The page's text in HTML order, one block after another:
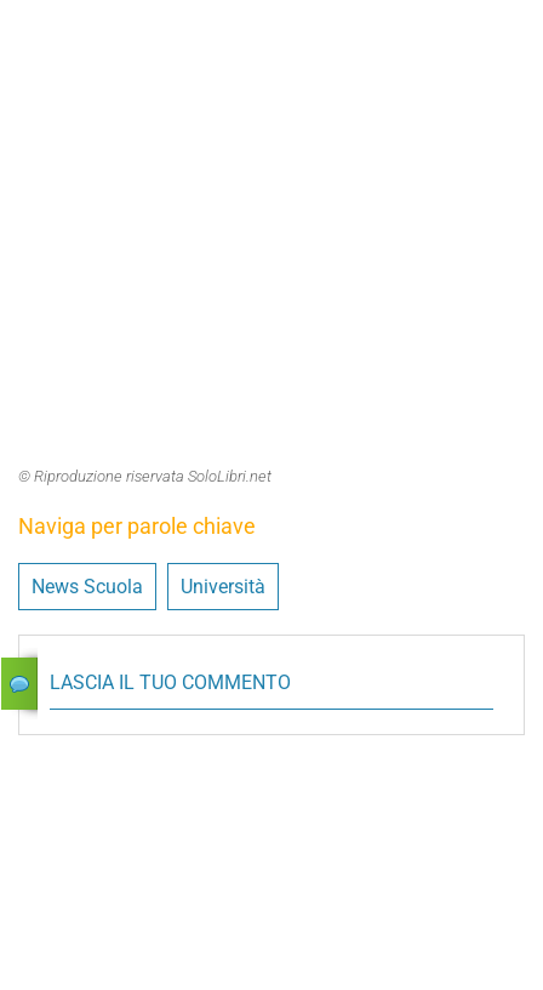
© Riproduzione riservata SoloLibri.net
Naviga per parole chiave
News Scuola Università
LASCIA IL TUO COMMENTO